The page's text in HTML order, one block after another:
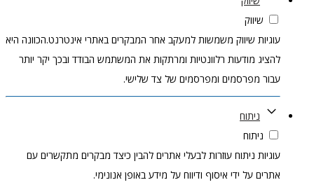
שיווק
עוגיות שיווק משמשות למעקב אחר המבקרים באתרי אינטרנט.הכוונה היא
להציג מודעות רלוונטיות ומרתקות את המשתמש הבודד ובכך יקר יותר
עבור מפרסמים ומפרסמים של צד שלישי.
ניתוח
ניתוח
עוגיות ניתוח עוזרות לבעלי אתרים להבין כיצד מבקרים מתקשרים עם
אתרים על ידי איסוף ודיווח על מידע באופן אנונימי.